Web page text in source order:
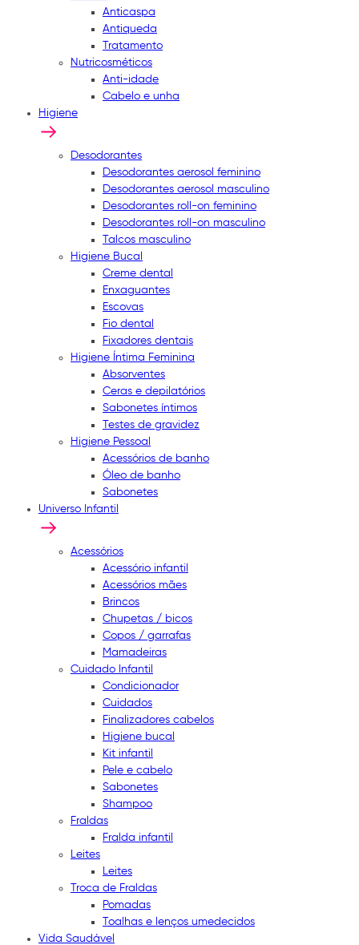
Anticaspa
Antiqueda
Tratamento
Nutricosméticos
Anti-idade
Cabelo e unha
Higiene
Desodorantes
Desodorantes aerosol feminino
Desodorantes aerosol masculino
Desodorantes roll-on feminino
Desodorantes roll-on masculino
Talcos masculino
Higiene Bucal
Creme dental
Enxaguantes
Escovas
Fio dental
Fixadores dentais
Higiene Íntima Feminina
Absorventes
Ceras e depilatórios
Sabonetes íntimos
Testes de gravidez
Higiene Pessoal
Acessórios de banho
Óleo de banho
Sabonetes
Universo Infantil
Acessórios
Acessório infantil
Acessórios mães
Brincos
Chupetas / bicos
Copos / garrafas
Mamadeiras
Cuidado Infantil
Condicionador
Cuidados
Finalizadores cabelos
Higiene bucal
Kit infantil
Pele e cabelo
Sabonetes
Shampoo
Fraldas
Fralda infantil
Leites
Leites
Troca de Fraldas
Pomadas
Toalhas e lenços umedecidos
Vida Saudável